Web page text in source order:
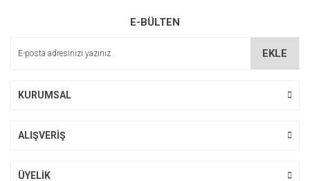
E-BÜLTEN
EKLE
KURUMSAL
ALIŞVERİŞ
ÜYELİK